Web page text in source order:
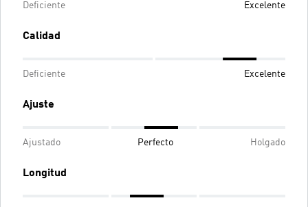
Deficiente Excelente
Calidad
Deficiente Excelente
Ajuste
Ajustado Perfecto Holgado
Longitud